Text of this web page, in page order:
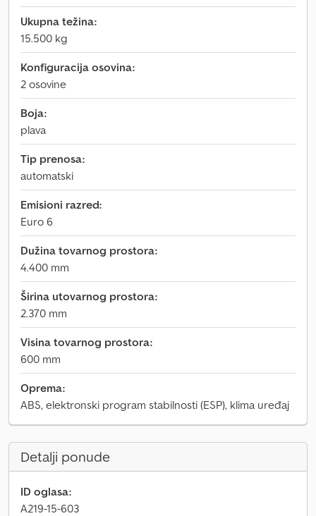
Ukupna težina:
15.500 kg
Konfiguracija osovina:
2 osovine
Boja:
plava
Tip prenosa:
automatski
Emisioni razred:
Euro 6
Dužina tovarnog prostora:
4.400 mm
Širina utovarnog prostora:
2.370 mm
Visina tovarnog prostora:
600 mm
Oprema:
ABS, elektronski program stabilnosti (ESP), klima uređaj
Detalji ponude
ID oglasa:
A219-15-603